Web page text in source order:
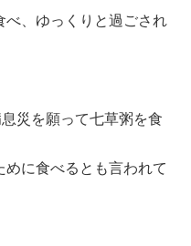
べ、ゆっくりと過ごされ
災を願って七草粥を食
に食べるとも言われて